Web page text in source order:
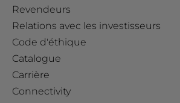
Revendeurs
Relations avec les investisseurs
Code d'éthique
Catalogue
Carrière
Connectivity